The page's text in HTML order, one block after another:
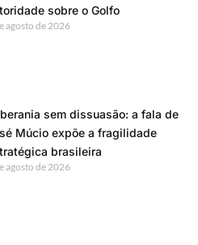
sobre o Golfo
agosto de 2026
sem dissuasão: a fala de
Múcio expõe a fragilidade
brasileira
agosto de 2026